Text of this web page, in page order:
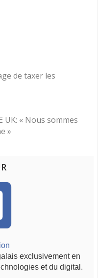
de taxer les
UK: « Nous sommes
»
exclusivement en
et du digital.